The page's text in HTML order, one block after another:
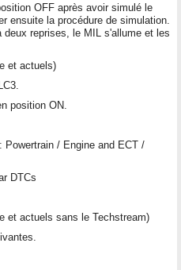
OFF après avoir simulé le
ensuite la procédure de simulation.
deux reprises, le MIL s'allume et les
et actuels)
position ON.
/ Engine and ECT /
DTCs
et actuels sans le Techstream)